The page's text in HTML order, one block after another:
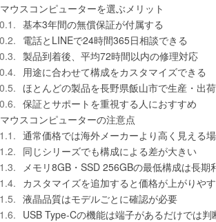
マウスコンピューターを選ぶメリット
基本3年間の無償保証が付属する
電話とLINEで24時間365日相談できる
製品到着後、平均72時間以内の修理対応
用途に合わせて構成をカスタマイズできる
ほとんどの製品を長野県飯山市で生産・出荷
保証とサポートを重視する人におすすめ
マウスコンピューターの注意点
通常価格では海外メーカーより高く見える
同じシリーズでも構成による差が大きい
メモリ8GB・SSD 256GBの最低構成は長期
カスタマイズを追加すると価格が上がりや
液晶品質はモデルごとに確認が必要
USB Type-Cの機能は端子があるだけでは判